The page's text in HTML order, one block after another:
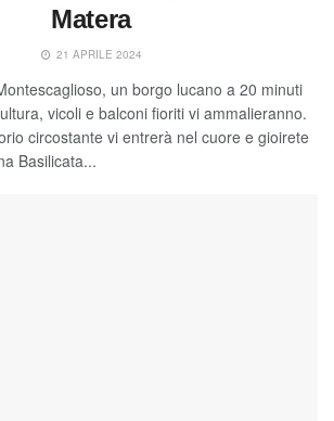
Matera
21 APRILE 2024
un borgo lucano a 20 minuti
vicoli e balconi fioriti vi ammalieranno.
circostante vi entrerà nel cuore e gioirete
Basilicata...